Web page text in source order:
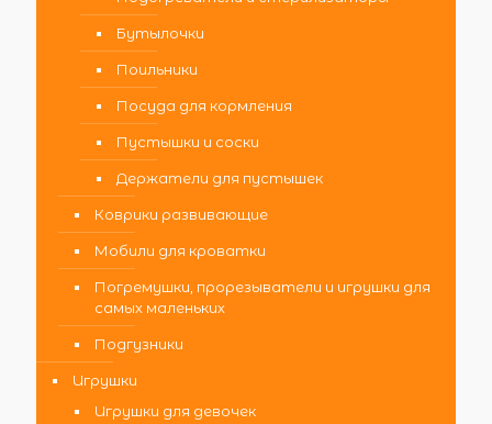
Бутылочки
Поильники
Посуда для кормления
Пустышки и соски
Держатели для пустышек
Коврики развивающие
Мобили для кроватки
Погремушки, прорезыватели и игрушки для
самых маленьких
Подгузники
Игрушки
Игрушки для девочек